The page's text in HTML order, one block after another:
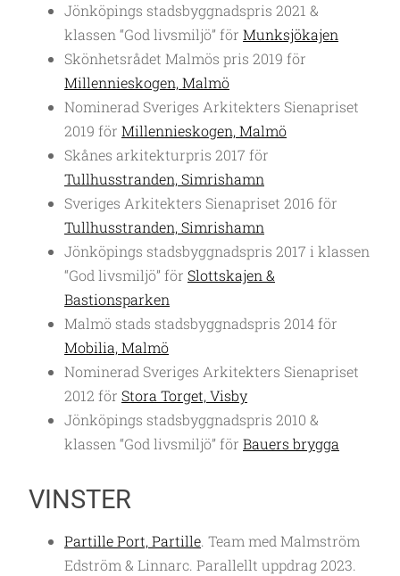
Jönköpings stadsbyggnadspris 2021 &
klassen “God livsmiljö” för Munksjökajen
Skönhetsrådet Malmös pris 2019 för
Millennieskogen, Malmö
Nominerad Sveriges Arkitekters Sienapriset
2019 för Millennieskogen, Malmö
Skånes arkitekturpris 2017 för
Tullhusstranden, Simrishamn
Sveriges Arkitekters Sienapriset 2016 för
Tullhusstranden, Simrishamn
Jönköpings stadsbyggnadspris 2017 i klassen
“God livsmiljö” för Slottskajen &
Bastionsparken
Malmö stads stadsbyggnadspris 2014 för
Mobilia, Malmö
Nominerad Sveriges Arkitekters Sienapriset
2012 för Stora Torget, Visby
Jönköpings stadsbyggnadspris 2010 &
klassen “God livsmiljö” för Bauers brygga
VINSTER
Partille Port, Partille. Team med Malmström
Edström & Linnarc. Parallellt uppdrag 2023.